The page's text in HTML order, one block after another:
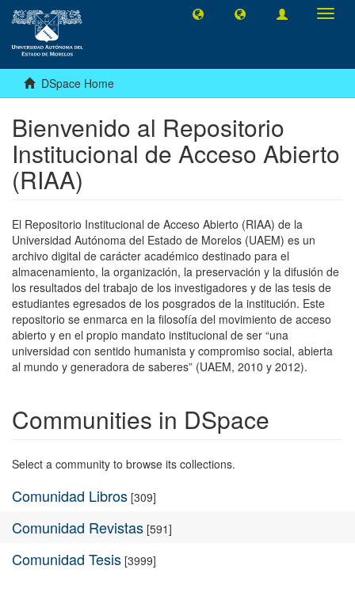
DSpace Home
Bienvenido al Repositorio
Institucional de Acceso Abierto
(RIAA)
El Repositorio Institucional de Acceso Abierto (RIAA) de la
Universidad Autónoma del Estado de Morelos (UAEM) es un
archivo digital de carácter académico destinado para el
almacenamiento, la organización, la preservación y la difusión de
los resultados del trabajo de los investigadores y de las tesis de
estudiantes egresados de los posgrados de la institución. Este
repositorio se enmarca en la filosofía del movimiento de acceso
abierto y en el propio mandato institucional de ser “una
universidad con sentido humanista y compromiso social, abierta
al mundo y generadora de saberes” (UAEM, 2010 y 2012).
Communities in DSpace
Select a community to browse its collections.
Comunidad Libros [309]
Comunidad Revistas [591]
Comunidad Tesis [3999]